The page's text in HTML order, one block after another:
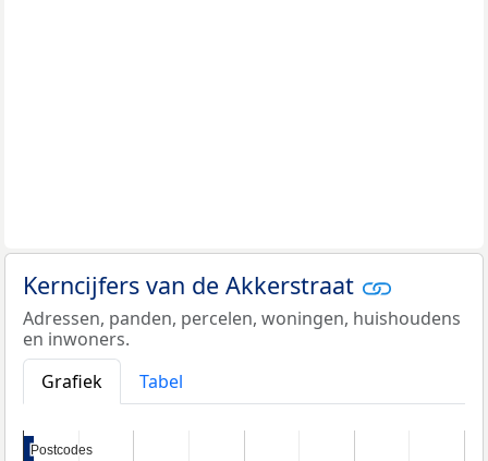
Kerncijfers van de Akkerstraat
Adressen, panden, percelen, woningen, huishoudens
en inwoners.
Grafiek
Tabel
Postcodes
Postcodes